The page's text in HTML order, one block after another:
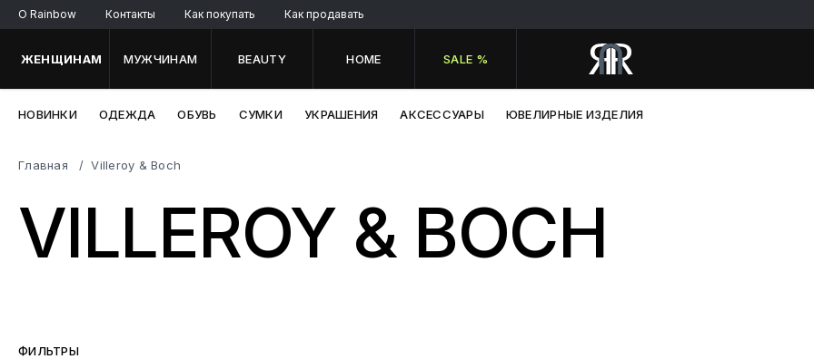
O Rainbow Контакты Как покупать Как продавать
ЖЕНЩИНАМ МУЖЧИНАМ BEAUTY HOME SALE %
НОВИНКИ ОДЕЖДА ОБУВЬ СУМКИ УКРАШЕНИЯ АКСЕССУАРЫ ЮВЕЛИРНЫЕ ИЗДЕЛИЯ
Главная Villeroy & Boch
VILLEROY & BOCH
ФИЛЬТРЫ